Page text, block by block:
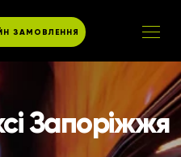
ЗАМОВЛЕННЯ
Запоріжжя